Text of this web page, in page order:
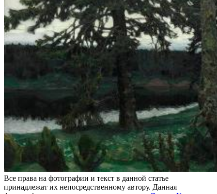
Все права на фотографии и текст в данной статье
принадлежат их непосредственному автору. Данная